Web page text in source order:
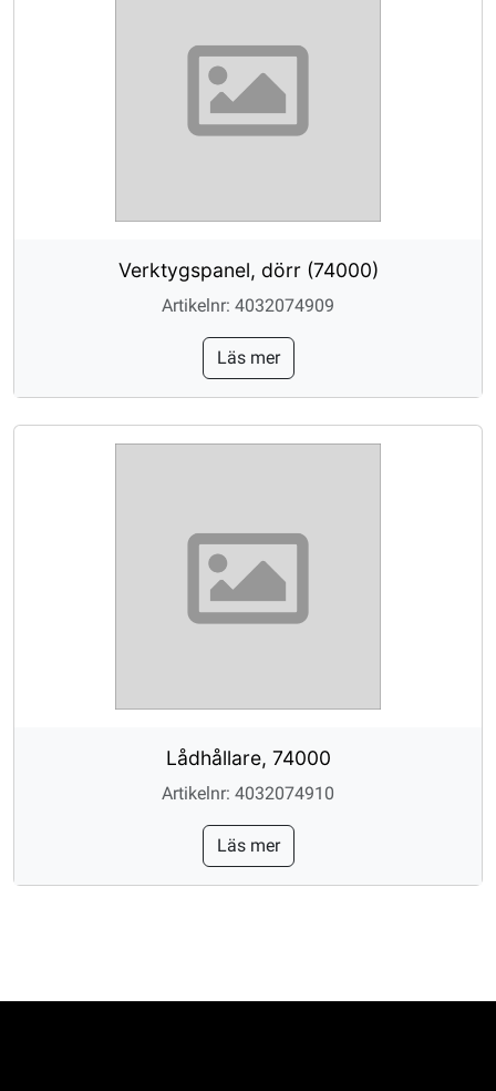
Verktygspanel, dörr (74000)
Artikelnr: 4032074909
Läs mer
Lådhållare, 74000
Artikelnr: 4032074910
Läs mer